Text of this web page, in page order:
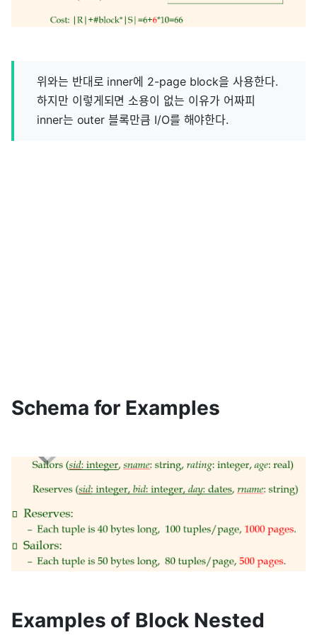
위와는 반대로 inner에 2-page block을 사용한다.
하지만 이렇게되면 소용이 없는 이유가 어짜피
inner는 outer 블록만큼 I/O를 해야한다.
Schema for Examples
Examples of Block Nested